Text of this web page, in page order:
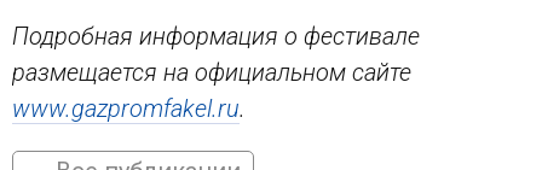
Подробная информация о фестивале
размещается на официальном сайте
www.gazpromfakel.ru.